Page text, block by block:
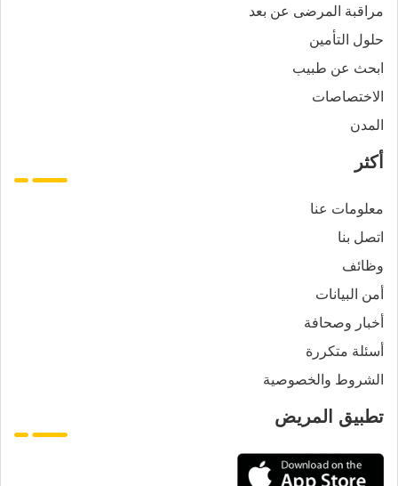
مراقبة المرضى عن بعد
حلول التأمين
ابحث عن طبيب
الاختصاصات
المدن
أكثر
معلومات عنا
اتصل بنا
وظائف
أمن البيانات
أخبار وصحافة
أسئلة متكررة
الشروط والخصوصية
تطبيق المريض